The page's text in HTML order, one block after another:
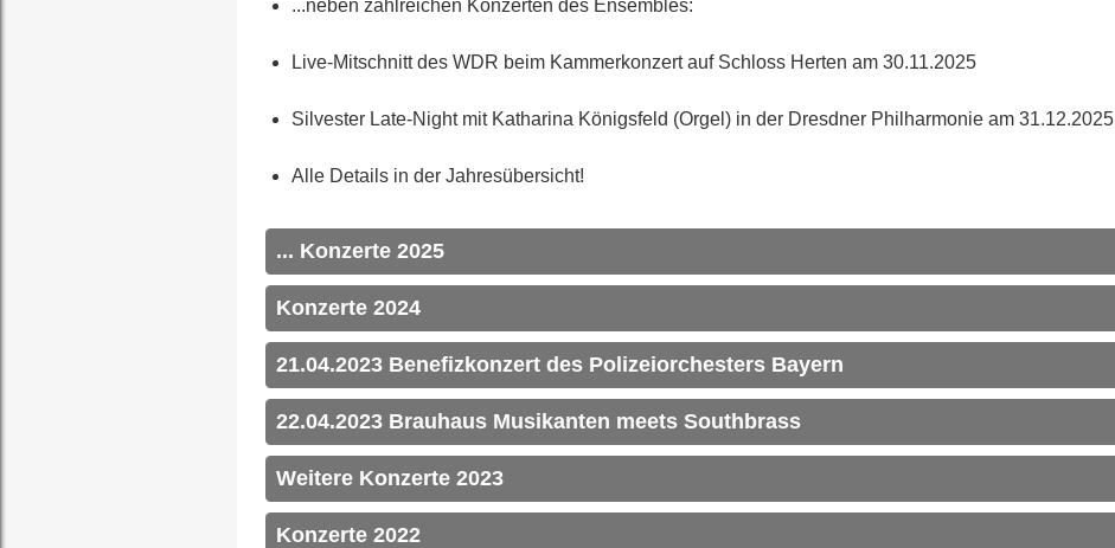
...neben zahlreichen Konzerten des Ensembles:
Live-Mitschnitt des WDR beim Kammerkonzert auf Schloss Herten am 30.11.2025
Silvester Late-Night mit Katharina Königsfeld (Orgel) in der Dresdner Philharmonie am 31.12.2025
Alle Details in der Jahresübersicht!
... Konzerte 2025
Konzerte 2024
21.04.2023 Benefizkonzert des Polizeiorchesters Bayern
22.04.2023 Brauhaus Musikanten meets Southbrass
Weitere Konzerte 2023
Konzerte 2022